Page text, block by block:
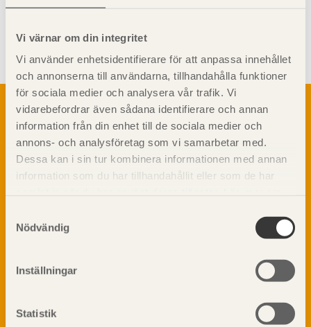
Vi värnar om din integritet
Vi använder enhetsidentifierare för att anpassa innehållet
och annonserna till användarna, tillhandahålla funktioner
för sociala medier och analysera vår trafik. Vi
vidarebefordrar även sådana identifierare och annan
information från din enhet till de sociala medier och
annons- och analysföretag som vi samarbetar med.
Dessa kan i sin tur kombinera informationen med annan
information som du har tillhandahållit eller som de har
Nödvändig
Inställningar
Statistik
Om trä
Materialet trä
Skogsbruk
Barrträdets uppbyggnad
Träets egenskaper och kvalitet
Sågverksprocessen
Kemisk behandling
Byggfysik
Ljud
TräGuiden är den digitala handboken för trä och
träbyggande och innehåller information om
materialet trä samt instruktioner för byggande
med trä.